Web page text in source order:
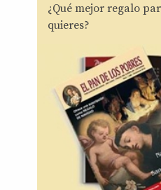
¿Qué mejor regalo
quieres?